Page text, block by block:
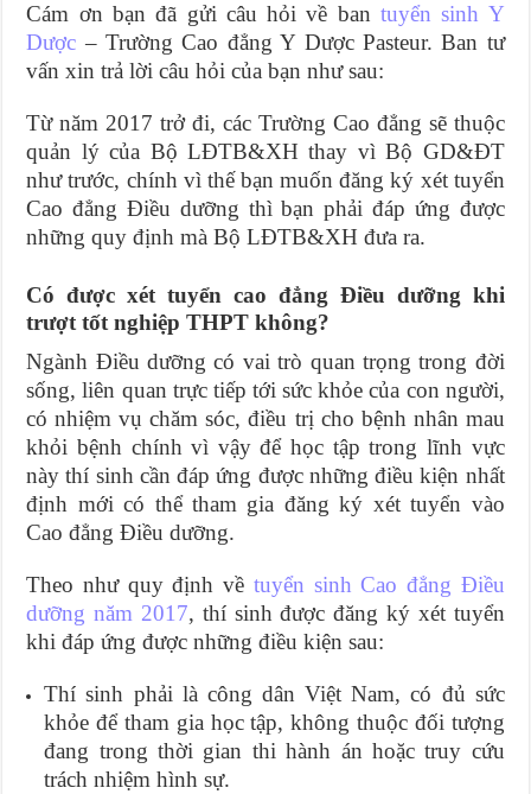
Cám ơn bạn đã gửi câu hỏi về bantuyển sinh Y
Dược – Trường Cao đẳng Y Dược Pasteur. Ban tư
vấn xin trả lời câu hỏi của bạn như sau:
Từ năm 2017 trở đi, các Trường Cao đẳng sẽ thuộc
quản lý của Bộ LĐTB&XH thay vì Bộ GD&ĐT
như trước, chính vì thế bạn muốn đăng ký xét tuyển
Cao đẳng Điều dưỡng thì bạn phải đáp ứng được
những quy định mà Bộ LĐTB&XH đưa ra.
Có được xét tuyển cao đẳng Điều dưỡng khi
trượt tốt nghiệp THPT không?
Ngành Điều dưỡng có vai trò quan trọng trong đời
sống, liên quan trực tiếp tới sức khỏe của con người,
có nhiệm vụ chăm sóc, điều trị cho bệnh nhân mau
khỏi bệnh chính vì vậy để học tập trong lĩnh vực
này thí sinh cần đáp ứng được những điều kiện nhất
định mới có thể tham gia đăng ký xét tuyển vào
Cao đẳng Điều dưỡng.
Theo như quy định về tuyển sinh Cao đẳng Điều
dưỡng năm 2017, thí sinh được đăng ký xét tuyển
khi đáp ứng được những điều kiện sau:
Thí sinh phải là công dân Việt Nam, có đủ sức
khỏe để tham gia học tập, không thuộc đối tượng
đang trong thời gian thi hành án hoặc truy cứu
trách nhiệm hình sự.